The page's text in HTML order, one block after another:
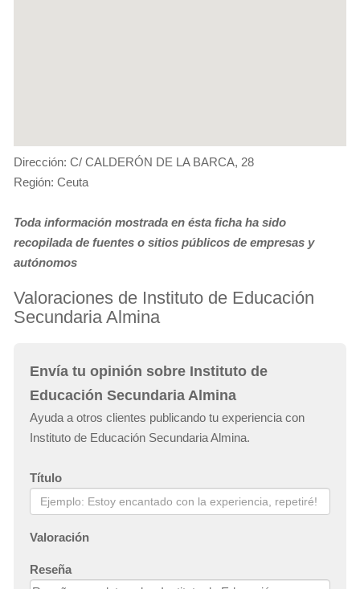
Dirección: C/ CALDERÓN DE LA BARCA, 28
Región: Ceuta
Toda información mostrada en ésta ficha ha sido
recopilada de fuentes o sitios públicos de empresas y
autónomos
Valoraciones de Instituto de Educación
Secundaria Almina
Envía tu opinión sobre Instituto de
Educación Secundaria Almina
Ayuda a otros clientes publicando tu experiencia con
Instituto de Educación Secundaria Almina.
Título
Valoración
Reseña